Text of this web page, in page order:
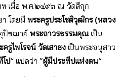
เมื่อ พ.ศ.๒๔๙๓ ณ วัดสีกุก
โดยมี พระครูประโชติวุฒิกร (หลวง
ปัชฌาย์พระถาวรธรรมคุณ เป็น
ครูไพโรจน์ วัดเสาธง เป็นพระอนุสาว
โป” แปลว่า “ผู้มีประทีปแห่งตน”